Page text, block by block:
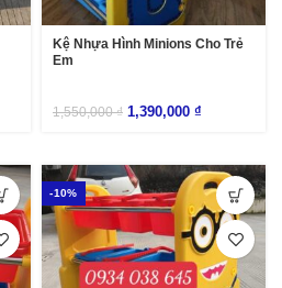
Kệ Nhựa Hình Minions Cho Trẻ
Em
1,550,000₫ 1,390,000 ₫
-10%